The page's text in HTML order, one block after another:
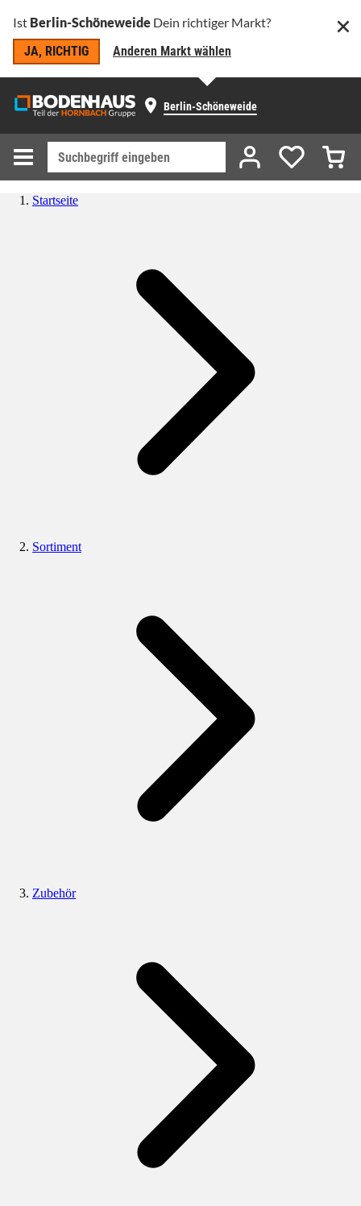
Ist Berlin-Schöneweide Dein richtiger Markt?
JA, RICHTIG
Anderen Markt wählen
Berlin-Schöneweide
Startseite
Sortiment
Zubehör